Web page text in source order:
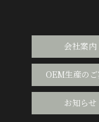
会社案内
OEM生産の
お知らせ